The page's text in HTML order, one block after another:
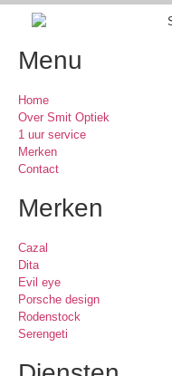
Menu
Home
Over Smit Optiek
1 uur service
Merken
Contact
Merken
Cazal
Dita
Evil eye
Porsche design
Rodenstock
Serengeti